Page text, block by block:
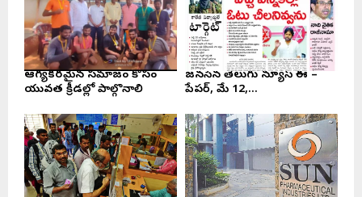
ఆరోగ్యకరమైన సమాజం కోసం
యువత క్రీడల్లో పాల్గొనాలి
జనసేన తెలుగు న్యూస్ ఈ –
పేపర్, మే 12,...